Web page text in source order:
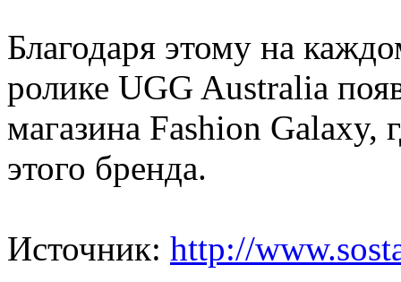
Благодаря этому на
ролике UGG Australia
магазина Fashion Galaxy,
этого бренда.
Источник: http://